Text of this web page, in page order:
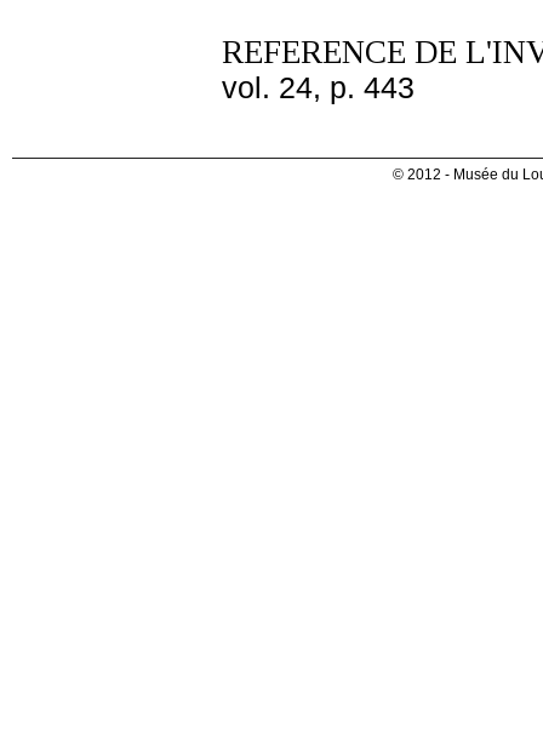
REFERENCE DE
vol. 24, p. 443
© 2012 - Musée du